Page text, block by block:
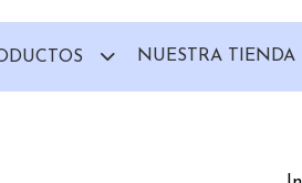
NUESTRA TIENDA